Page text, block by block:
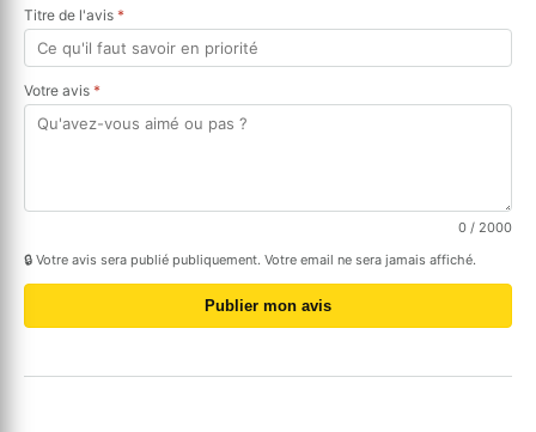
Titre de l'avis *
Votre avis *
0 / 2000
🔒 Votre avis sera publié publiquement. Votre email ne sera jamais affiché.
Publier mon avis